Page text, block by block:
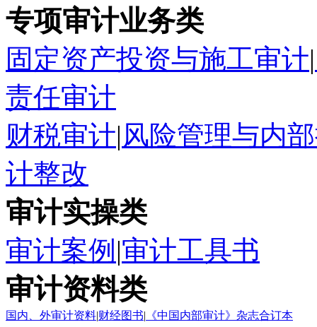
专项审计业务类
固定资产投资与施工审计|
责任审计
财税审计|风险管理与内
计整改
审计实操类
审计案例 |审计工具书
审计资料类
国内、外审计资料|财经图书| 《中国内部审计》杂志合订本